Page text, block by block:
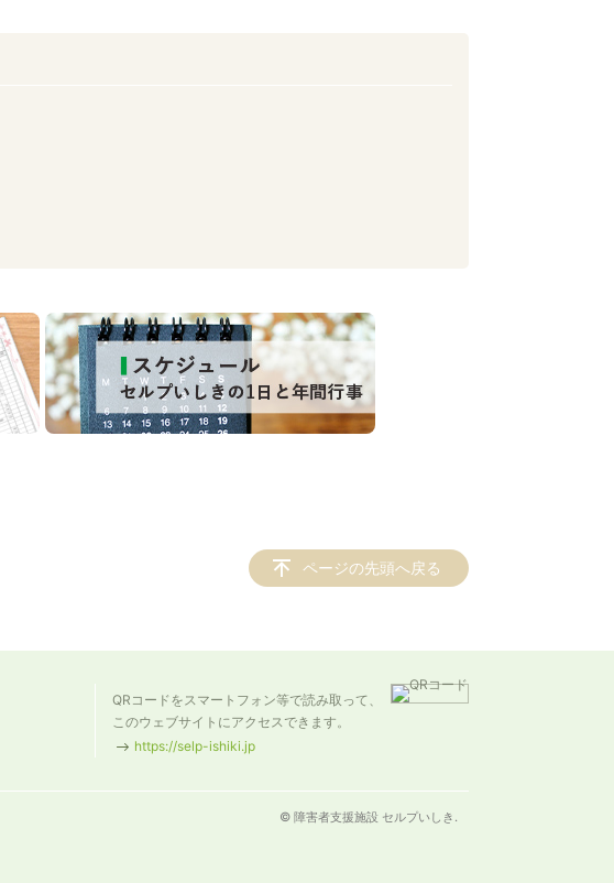
ページの先頭へ戻る
QRコードをスマートフォン等で読み取って、
このウェブサイトにアクセスできます。
https://selp-ishiki.jp
© 障害者支援施設 セルプいしき.